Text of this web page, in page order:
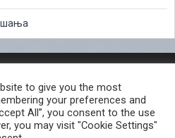
ОД ЈАВЕН КАРАКТЕР
ДЕЛО
КОРИСНИ ЛИНКОВИ
ВЕБ СТРАНИЦА
to give you the most
your preferences and
All”, you consent to the use
you may visit "Cookie Settings"